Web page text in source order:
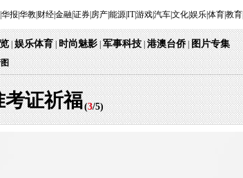
华报 华教| 财经|金融|证券| 房产|能源|IT|游戏|汽车|文化|娱乐|体育|教育|
|娱乐体育|时尚魅影|军事科技|港澳台侨|图片专集
考证祈福(3/5)